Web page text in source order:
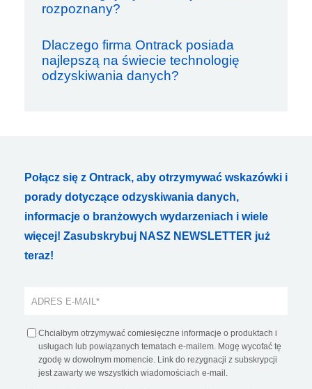
rozpoznany?
Dlaczego firma Ontrack posiada
najlepszą na świecie technologię
odzyskiwania danych?
Połącz się z Ontrack, aby otrzymywać wskazówki i
porady dotyczące odzyskiwania danych,
informacje o branżowych wydarzeniach i wiele
więcej! Zasubskrybuj NASZ NEWSLETTER już
teraz!
Chciałbym otrzymywać comiesięczne informacje o produktach i
usługach lub powiązanych tematach e-mailem. Mogę wycofać tę
zgodę w dowolnym momencie. Link do rezygnacji z subskrypcji
jest zawarty we wszystkich wiadomościach e-mail.